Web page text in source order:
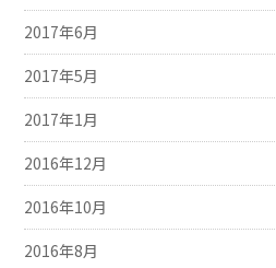
2017年6月
2017年5月
2017年1月
2016年12月
2016年10月
2016年8月